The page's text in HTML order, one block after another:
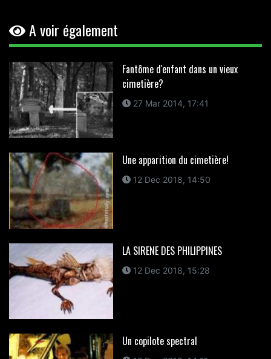
A voir également
Fantôme d'enfant dans un vieux
cimetière?
27 Mar 2014, 17:41
Une apparition du cimetière!
12 Dec 2018, 14:50
LA SIRENE DES PHILIPPINES
12 Dec 2018, 15:28
Un copilote spectral